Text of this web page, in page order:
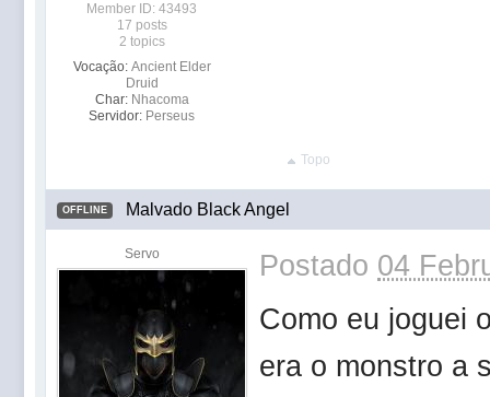
Member ID: 43493
17 posts
2 topics
Vocação: Ancient Elder
Druid
Char: Nhacoma
Servidor: Perseus
Topo
OFFLINE Malvado Black Angel
Servo Postado 04
Como eu joguei
era o monstro a